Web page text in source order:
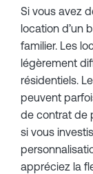
Si vous avez
location d’un
familier. Les
légèrement
résidentiels.
peuvent
de contrat de
si vous
appréciez la